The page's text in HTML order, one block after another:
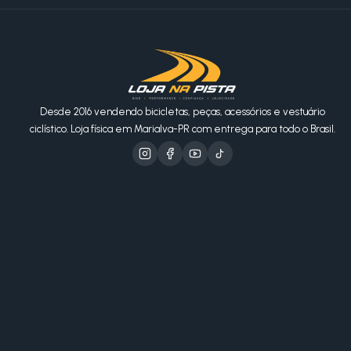
Desde 2016 vendendo bicicletas, peças, acessórios e vestuário
ciclístico. Loja física em Marialva-PR com entrega para todo o Brasil.